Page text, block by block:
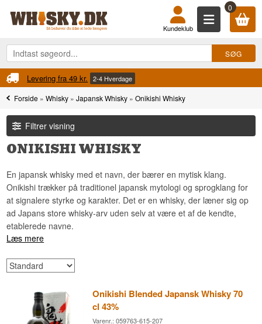
0
Kundeklub
Levering fra 49 kr. 2-4 Hverdage
Forside »Whisky »Japansk Whisky »Onikishi Whisky
Filtrer visning
ONIKISHI WHISKY
En japansk whisky med et navn, der bærer en mytisk klang.
Onikishi trækker på traditionel japansk mytologi og sprogklang for
at signalere styrke og karakter. Det er en whisky, der læner sig op
ad Japans store whisky-arv uden selv at være et af de kendte,
etablerede navne.
Læs mere
Onikishi Blended Japansk Whisky 70
cl 43%
Varenr.: 059763-615-207